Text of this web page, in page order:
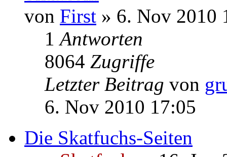
von Skatfriedl» 4. Aug
0Antworten
8185 Zugriffe
4. Aug 2011 02:30